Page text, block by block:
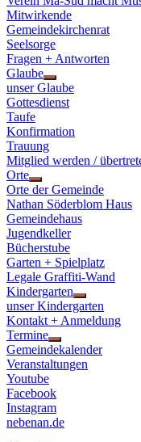
Mitwirkende
Gemeindekirchenrat
Seelsorge
Fragen + Antworten
Glaube
Show
sub
menu
unser Glaube
Gottesdienst
Taufe
Konfirmation
Trauung
Mitglied werden /
Orte
Show
sub
menu
Orte der Gemeinde
Nathan Söderblom Haus
Gemeindehaus
Jugendkeller
Bücherstube
Garten + Spielplatz
Legale Graffiti-Wand
Kindergarten
Show
sub
menu
unser Kindergarten
Kontakt + Anmeldung
Termine
Show
sub
menu
Gemeindekalender
Veranstaltungen
Youtube
Facebook
Instagram
nebenan.de